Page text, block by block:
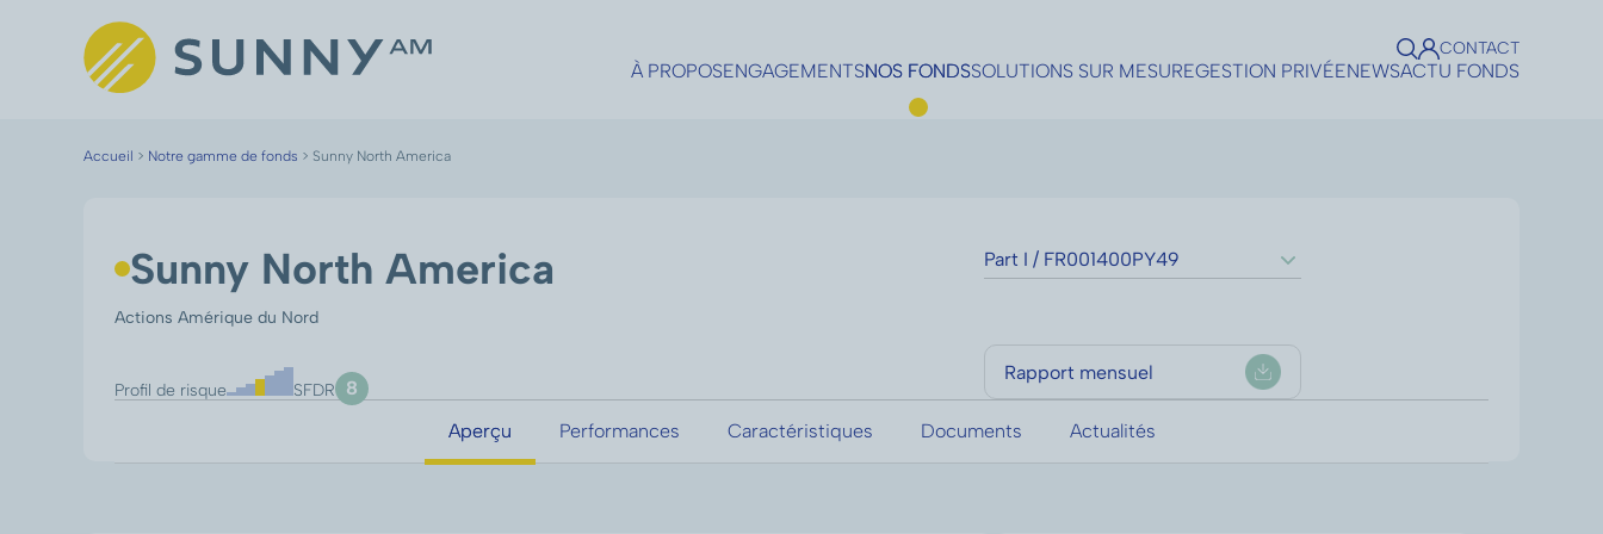
CONTACT
À PROPOSENGAGEMENTSNOS FONDS
Sunny Multicaps
Sunny US Corporate 2031
SOLUTIONS SUR MESUREGESTION PRIVÉENEWSACTU FONDS
Accueil > Notre gamme de fonds > Sunny North America
Sunny North America
Actions Amérique du Nord
Profil de risque SFDR 8
Part I / FR001400PY49
Rapport mensuel
Aperçu Performances Caractéristiques Documents Actualités